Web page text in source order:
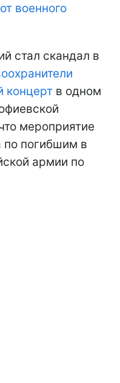
военного
стал скандал в
концерт в одном
мероприятие
по погибшим в
армии по